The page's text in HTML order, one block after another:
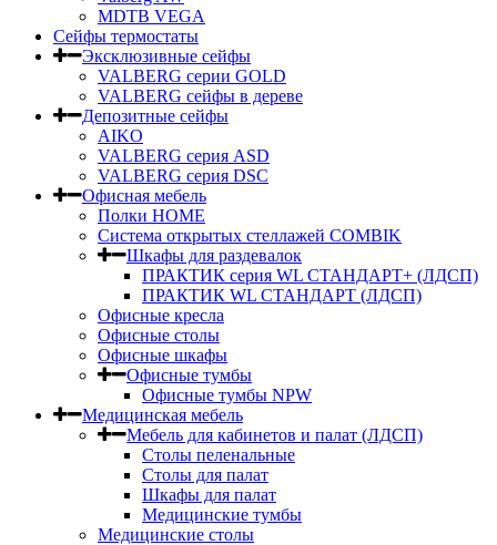
MDTB VEGA
Сейфы термостаты
Эксклюзивные сейфы
VALBERG серии GOLD
VALBERG сейфы в дереве
Депозитные сейфы
AIKO
VALBERG серия ASD
VALBERG серия DSC
Офисная мебель
Полки HOME
Система открытых стеллажей COMBIK
Шкафы для раздевалок
ПРАКТИК серия WL СТАНДАРТ+ (ЛДСП)
ПРАКТИК WL СТАНДАРТ (ЛДСП)
Офисные кресла
Офисные столы
Офисные шкафы
Офисные тумбы
Офисные тумбы NPW
Медицинская мебель
Мебель для кабинетов и палат (ЛДСП)
Столы пеленальные
Столы для палат
Шкафы для палат
Медицинские тумбы
Медицинские столы